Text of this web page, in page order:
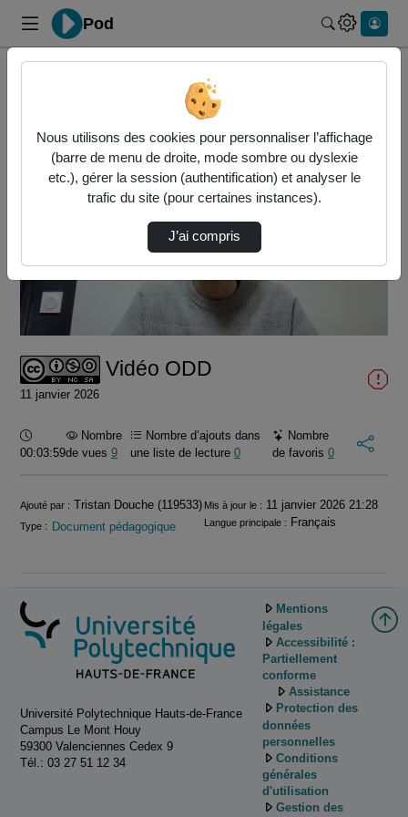
Pod
Vidéo ODD
Lire
la
vidéo
Vidéo ODD
11 janvier 2026
Durée :
00:03:59
Nombre
de vues 9
Nombre d’ajouts dans
une liste de lecture0
Nombre
de favoris 0
Informations
Ajouté par : Tristan Douche (119533) Mis à jour le : 11 janvier 2026 21:28
Type : Document pédagogique Langue principale : Français
Université Polytechnique Hauts-de-France
Campus Le Mont Houy
59300 Valenciennes Cedex 9
Tél.: 03 27 51 12 34
Mentions
légales
Accessibilité :
Partiellement
conforme
Assistance
Protection des
données
personnelles
Conditions
générales
d'utilisation
Gestion des
Nous utilisons des cookies pour personnaliser l’affichage
(barre de menu de droite, mode sombre ou dyslexie
etc.), gérer la session (authentification) et analyser le
trafic du site (pour certaines instances).
J’ai compris